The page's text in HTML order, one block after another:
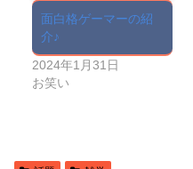
面白格ゲーマーの紹
介♪
2024年1月31日
お笑い